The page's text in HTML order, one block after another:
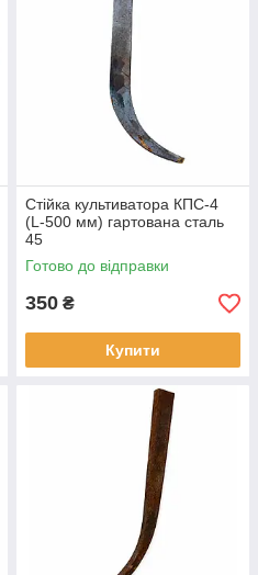
Стійка культиватора КПС-4
(L-500 мм) гартована сталь
45
Готово до відправки
350 ₴
Купити